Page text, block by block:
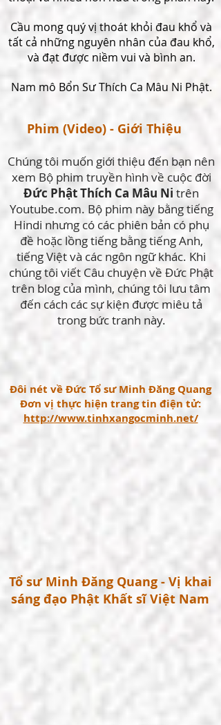
Cầu mong quý vị thoát khỏi đau khổ và
tất cả những nguyên nhân của đau khổ,
và đạt được niềm vui và bình an.
Nam mô Bổn Sư Thích Ca Mâu Ni Phật.
Phim (Video) - Giới Thiệu
Chúng tôi muốn giới thiệu đến bạn nên
xem Bộ phim truyền hình về cuộc đời
Đức Phật Thích Ca Mâu Ni trên
Youtube.com. Bộ phim này bằng tiếng
Hindi nhưng có các phiên bản có phụ
đề hoặc lồng tiếng bằng tiếng Anh,
tiếng Việt và các ngôn ngữ khác. Khi
chúng tôi viết Câu chuyện về Đức Phật
trên blog của mình, chúng tôi lưu tâm
đến cách các sự kiện được miêu tả
trong bức tranh này.
Đôi nét về Đức Tổ sư Minh Đăng Quang
Đơn vị thực hiện trang tin điện tử:
http://www.tinhxangocminh.net/
Tổ sư Minh Đăng Quang - Vị khai
sáng đạo Phật Khất sĩ Việt Nam